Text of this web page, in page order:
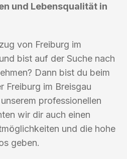
und Lebensqualität in
von Freiburg im
bist auf der Suche nach
Dann bist du beim
Freiburg im Breisgau
professionellen
wir dir auch einen
und die hohe
geben.